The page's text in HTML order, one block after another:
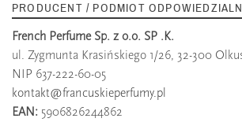
PRODUCENT / PODMIOT
French Perfume Sp. z o.o. SP .K.
ul. Zygmunta Krasińskiego 1/26, 32-300
NIP 637-222-60-05
kontakt@francuskieperfumy.pl
EAN: 5906826244862